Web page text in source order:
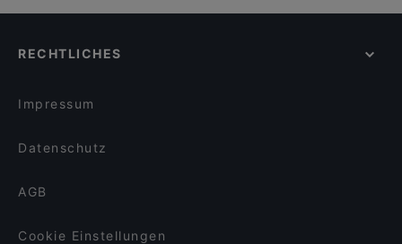
RECHTLICHES
Impressum
Datenschutz
AGB
Cookie Einstellungen